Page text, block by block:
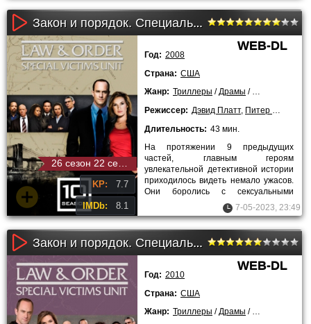
Закон и порядок. Специальный корпус (10 сезон)
KP: 7.7
IMDb: 8.1
WEB-DL
Год: 2008
Страна: США
Жанр: Триллеры /Драмы / Криминальные
Режиссер: Дэвид Платт, Питер Лето
Длительность: 43 мин.
На протяжении 9 предыдущих
частей, главным героям
увлекательной детективной истории
приходилось видеть немало ужасов.
Они боролись с сексуальными
маньяками, гонялись за педофилами,
ловили
7-05-2023, 23:49
Закон и порядок. Специальный корпус (12 сезон)
WEB-DL
Год: 2010
Страна: США
Жанр: Триллеры /Драмы / Криминальные